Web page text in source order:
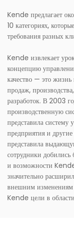
Kende предлагает
10 категориях,
требования разных
Kende извлекает
концепцию
качество — это жизнь
продаж,
разработок. В 2003
производственную
представила систему
предприятия и
представила
сотрудники
и возможности
значительно
внешним изменениям
Kende цели в области